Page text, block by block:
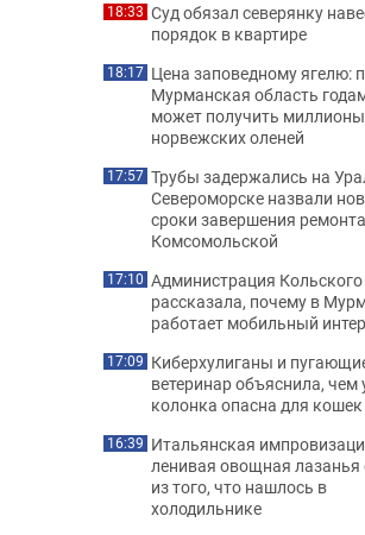
18:33 Суд обязал северянку
порядок в квартире
18:17 Цена заповедному ягелю:
Мурманская область
может получить
норвежских оленей
17:57 Трубы задержались на
Североморске назвали
сроки завершения
Комсомольской
17:10 Администрация Кольского
рассказала, почему в
работает мобильный
17:09 Киберхулиганы и
ветеринар объяснила, чем
колонка опасна для кошек
16:39 Итальянская
ленивая овощная
из того, что нашлось в
холодильнике